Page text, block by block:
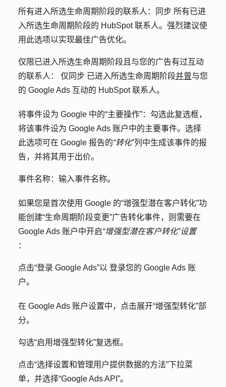
所有进入所选生命周期阶段的联系人：同步 所有已进
入所选生命周期阶段的 HubSpot 联系人。强烈建议使
用此选项以实现最佳广告优化。
仅限已进入所选生命周期阶段且与您的广告有过互动
的联系人： 仅 同步 已进入所选生命周期阶段并曾与您
的 Google Ads 互动的 HubSpot 联系人。
将事件设为 Google 中的“主要操作”： 勾选此复选框，
将该事件设为 Google Ads 账户中的主要事件。选择
此选项可在 Google 报告的“转化”列中生成该事件的报
告，并将其用于出价。
事件名称： 输入事件名称。
如果您是首次使用 Google 的“增强型潜在客户转化”功
能创建“生命周期阶段变更”广告转化事件，则需要在
Google Ads 账户中开启“增强型潜在客户转化”设置
：
点击“登录 Google Ads”以 登录您的 Google Ads 账
户。
在 Google Ads 账户设置中，点击展开“增强型转化”部
分。
勾选“启用增强型转化”复选框。
点击“选择设置和管理用户提供数据的方法”下拉菜
单，并选择“Google Ads API”。